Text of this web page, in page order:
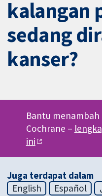
kalangan
sedang
kanser?
Bantu menambah
Cochrane –
ini
Juga terdapat dalam
English
Español